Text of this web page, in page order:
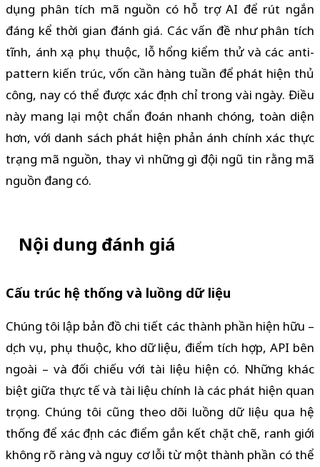
dụng phân tích mã nguồn có hỗ trợ AI để rút ngắn
đáng kể thời gian đánh giá. Các vấn đề như phân tích
tĩnh, ánh xạ phụ thuộc, lỗ hổng kiểm thử và các anti-
pattern kiến trúc, vốn cần hàng tuần để phát hiện thủ
công, nay có thể được xác định chỉ trong vài ngày. Điều
này mang lại một chẩn đoán nhanh chóng, toàn diện
hơn, với danh sách phát hiện phản ánh chính xác thực
trạng mã nguồn, thay vì những gì đội ngũ tin rằng mã
nguồn đang có.
Nội dung đánh giá
Cấu trúc hệ thống và luồng dữ liệu
Chúng tôi lập bản đồ chi tiết các thành phần hiện hữu –
dịch vụ, phụ thuộc, kho dữ liệu, điểm tích hợp, API bên
ngoài – và đối chiếu với tài liệu hiện có. Những khác
biệt giữa thực tế và tài liệu chính là các phát hiện quan
trọng. Chúng tôi cũng theo dõi luồng dữ liệu qua hệ
thống để xác định các điểm gắn kết chặt chẽ, ranh giới
không rõ ràng và nguy cơ lỗi từ một thành phần có thể